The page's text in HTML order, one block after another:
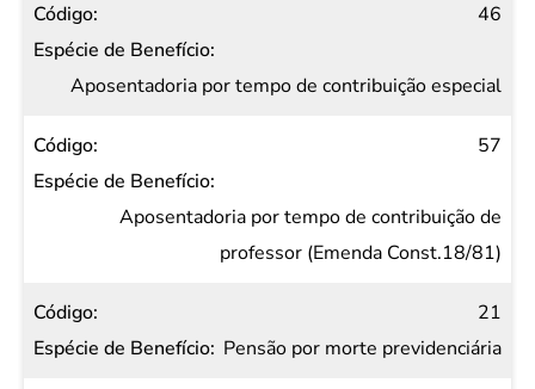
46
Aposentadoria por tempo de contribuição especial
57
Aposentadoria por tempo de contribuição de
professor (Emenda Const.18/81)
21
Pensão por morte previdenciária